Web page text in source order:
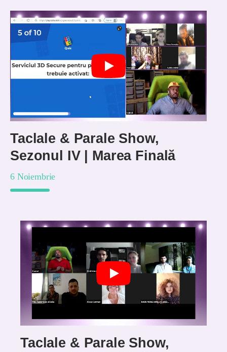
Taclale & Parale Show,
Sezonul IV | Marea Finală
6 Noiembrie
Taclale & Parale Show,